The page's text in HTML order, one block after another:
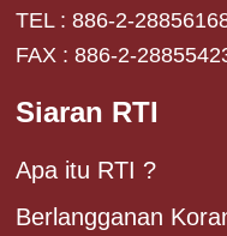
TEL : 886-2-
FAX : 886-2-
Siaran RTI
Apa itu RTI ?
Berlangganan